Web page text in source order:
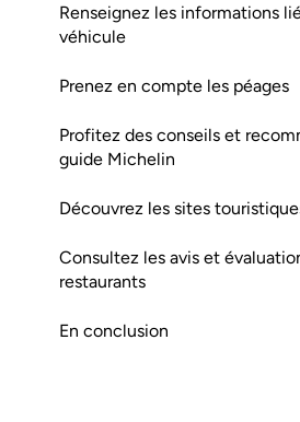
Renseignez les informations
véhicule
Prenez en compte les péages
Profitez des conseils et
guide Michelin
Découvrez les sites
Consultez les avis et
restaurants
En conclusion